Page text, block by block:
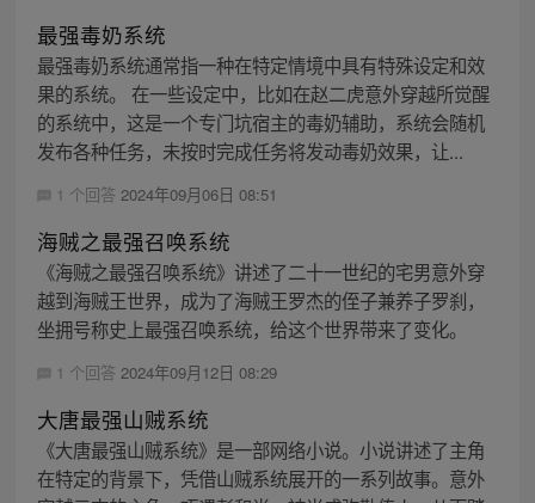
最强毒奶系统
最强毒奶系统通常指一种在特定情境中具有特殊设定和效
果的系统。 在一些设定中，比如在赵二虎意外穿越所觉醒
的系统中，这是一个专门坑宿主的毒奶辅助，系统会随机
发布各种任务，未按时完成任务将发动毒奶效果，让...
1 个回答 2024年09月06日 08:51
海贼之最强召唤系统
《海贼之最强召唤系统》讲述了二十一世纪的宅男意外穿
越到海贼王世界，成为了海贼王罗杰的侄子兼养子罗刹，
坐拥号称史上最强召唤系统，给这个世界带来了变化。
1 个回答 2024年09月12日 08:29
大唐最强山贼系统
《大唐最强山贼系统》是一部网络小说。小说讲述了主角
在特定的背景下，凭借山贼系统展开的一系列故事。意外